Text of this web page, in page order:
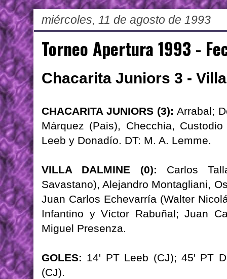
miércoles, 11 de agosto de 1993
Torneo Apertura 1993 -
Chacarita Juniors 3 -
CHACARITA JUNIORS (3): Arrabal;
Márquez (Pais), Checchia,
Leeb y Donadío. DT: M. A. Lemme.
VILLA DALMINE (0): Carlos
Savastano), Alejandro Montagliani,
Juan Carlos Echevarría (Walter
Infantino y Víctor Rabuñal; Juan
Miguel Presenza.
GOLES: 14' PT Leeb (CJ); 45' PT
(CJ).